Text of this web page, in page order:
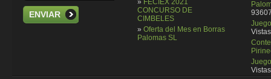
ENVIAR
» FECIEX 2021
CONCURSO DE
CIMBELES
» Oferta del Mes en Borras
Palomas SL
Vistas
Vistas